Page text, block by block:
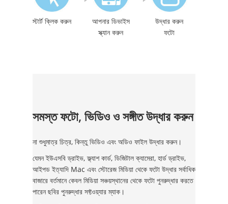
স্টার্ট ক্লিক করুন
আপনার ডিভাইস
স্ক্যান করুন
উদ্ধার করুন
ফটো
সমস্ত ফটো, ভিডিও ও সঙ্গীত উদ্ধার করুন
না শুধুমাত্র চিত্র, কিন্তু ভিডিও এবং অডিও ফাইল উদ্ধার করুন।
যেমন ইউএসবি ড্রাইভ, ফ্ল্যাশ কার্ড, ডিজিটাল ক্যামেরা, হার্ড ড্রাইভ,
আইপড ইত্যাদি Mac এবং স্টোরেজ মিডিয়া থেকে ফটো উদ্ধার সর্বাধিক
বাজারে বর্তমানে কেবল মিডিয়া সঞ্চয়স্থানের থেকে ফটো পুনরুদ্ধার করতে
পারেন ছবির পুনরুদ্ধার সফ্টওয়্যার ম্যাক।